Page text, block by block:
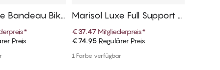
Warenkorb
Bandeau Biki
*
Preis In den Warenkorb
Marisol Luxe Full Support Bi
kini Oberteile
€37.47 Mitgliederpreis*
€74.95Regulärer Preis
1 Farbe verfügbar